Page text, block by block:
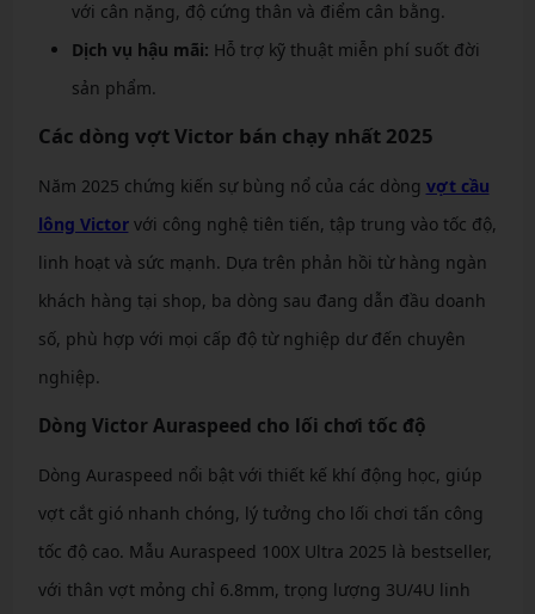
với cân nặng, độ cứng thân và điểm cân bằng.
Dịch vụ hậu mãi: Hỗ trợ kỹ thuật miễn phí suốt đời
sản phẩm.
Các dòng vợt Victor bán chạy nhất 2025
Năm 2025 chứng kiến sự bùng nổ của các dòng vợt cầu
lông Victorvới công nghệ tiên tiến, tập trung vào tốc độ,
linh hoạt và sức mạnh. Dựa trên phản hồi từ hàng ngàn
khách hàng tại shop, ba dòng sau đang dẫn đầu doanh
số, phù hợp với mọi cấp độ từ nghiệp dư đến chuyên
nghiệp.
Dòng Victor Auraspeed cho lối chơi tốc độ
Dòng Auraspeed nổi bật với thiết kế khí động học, giúp
vợt cắt gió nhanh chóng, lý tưởng cho lối chơi tấn công
tốc độ cao. Mẫu Auraspeed 100X Ultra 2025 là bestseller,
với thân vợt mỏng chỉ 6.8mm, trọng lượng 3U/4U linh